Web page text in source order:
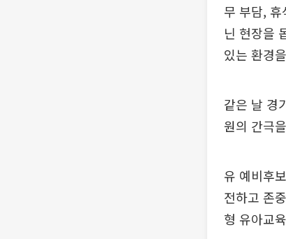
무 부담,
닌 현장을
있는 환경
같은 날 경
원의 간극
유 예비후
전하고 존
형 유아교